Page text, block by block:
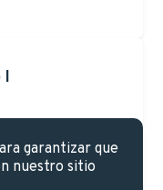
I
II
garantizar que
nuestro sitio